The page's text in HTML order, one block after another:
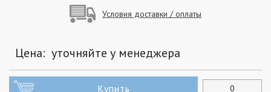
Условия доставки / оплаты
Цена: уточняйте у менеджера
Купить